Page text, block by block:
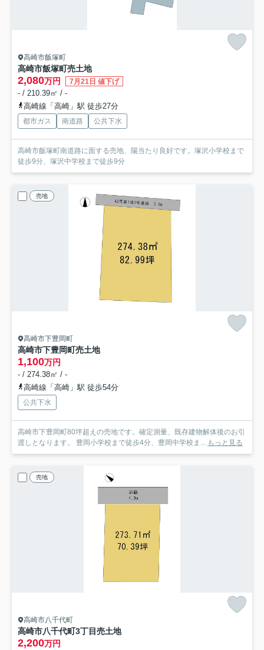
高崎市飯塚町
高崎市飯塚町売土地
2,080万円 7月21日 値下げ
- / 210.39㎡ / -
高崎線「高崎」駅 徒歩27分
都市ガス 南道路 公共下水
高崎市飯塚町南道路に面する売地、陽当たり良好です。塚沢小学校まで
徒歩9分、塚沢中学校まで徒歩9分
売地
高崎市下豊岡町
高崎市下豊岡町売土地
1,100万円
- / 274.38㎡ / -
高崎線「高崎」駅 徒歩54分
公共下水
高崎市下豊岡町80坪超えの売地です。確定測量、既存建物解体後のお引
渡しとなります。 豊岡小学校まで徒歩4分、豊岡中学校ま... もっと見る
売地
高崎市八千代町
高崎市八千代町3丁目売土地
2,200万円